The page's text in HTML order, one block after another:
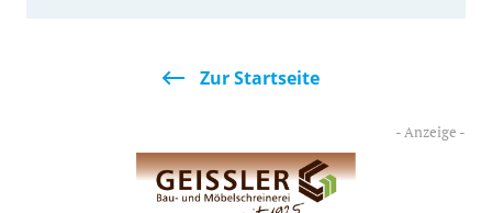
Zur Startseite